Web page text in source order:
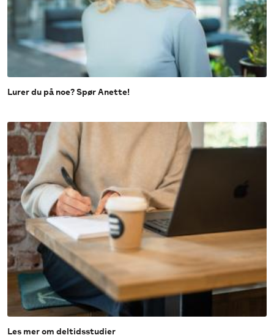
Lurer du på noe? Spør Anette!
Les mer om deltidsstudier